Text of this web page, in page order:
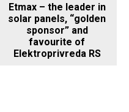
Etmax – the leader in
solar panels, “golden
sponsor” and
favourite of
Elektroprivreda RS